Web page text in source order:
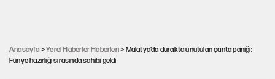
Anasayfa >Yerel Haberler Haberleri> Malatya’da durakta unutulan çanta paniği:
Fünye hazırlığı sırasında sahibi geldi